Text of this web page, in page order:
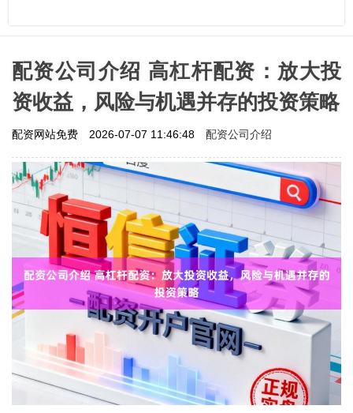
配资公司介绍 高杠杆配资：放大投
资收益，风险与机遇并存的投资策略
配资网站免费 2026-07-07 11:46:48 配资公司介绍